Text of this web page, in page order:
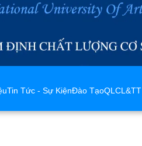
Tin Tức - Sự KiệnĐào Tạo